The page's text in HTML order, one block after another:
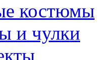
костюмы
и чулки